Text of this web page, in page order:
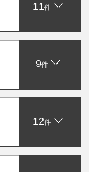
11件
9件
12件